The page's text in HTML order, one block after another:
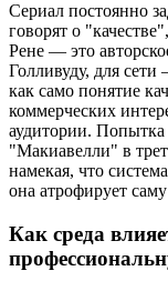
Сериал постоянно
говорят о
Рене — это
Голливуду, для
как само понятие
коммерческих
аудитории.
"Макиавелли" в
намекая, что
она атрофирует саму
Как среда